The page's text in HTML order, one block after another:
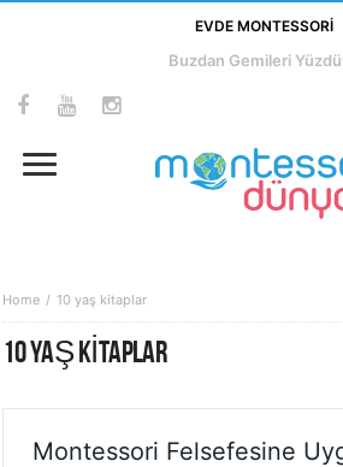
EVDE MONTESSORI
Buzdan Gemileri
Home 10 yaş kitaplar
10 YAŞ KITAPLAR
Montessori Felsefesine